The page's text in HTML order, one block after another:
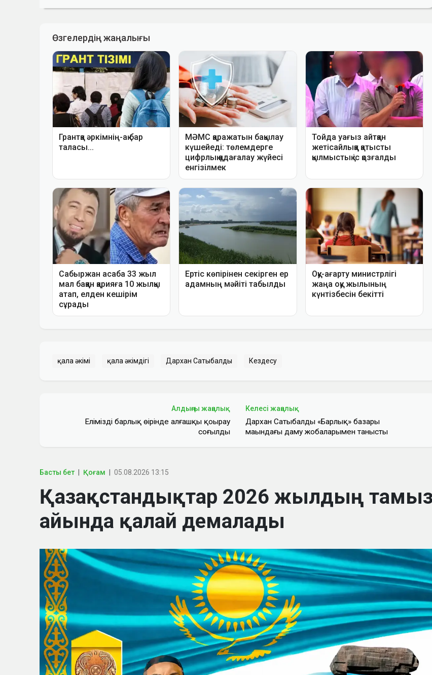
қала әкімі қала әкімдігі Дархан Сатыбалды Кездесу
Алдыңғы жаңалық
Еліміздің барлық өңірінде алғашқы қоңырау
соғылды
Келесі жаңалық
Дархан Сатыбалды «Барлық» базары
маңындағы даму жобаларымен танысты
Басты бет Қоғам 05.08.2026 13:15
Қазақстандықтар 2026 жылдың тамыз
айында қалай демалады